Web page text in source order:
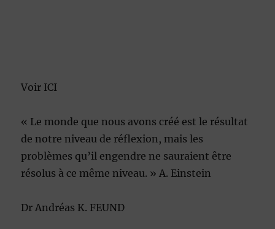
Voir ICI
« Le monde que nous avons créé est le résultat
de notre niveau de réflexion, mais les
problèmes qu’il engendre ne sauraient être
résolus à ce même niveau. » A. Einstein
Dr Andréas K. FEUND